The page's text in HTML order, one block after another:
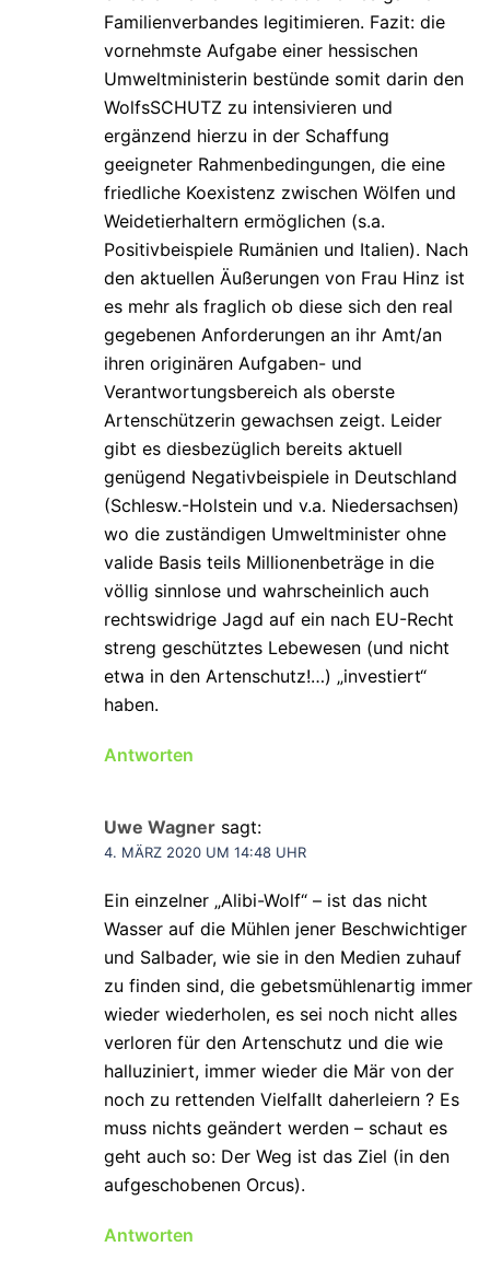
Familienverbandes legitimieren. Fazit: die
vornehmste Aufgabe einer hessischen
Umweltministerin bestünde somit darin den
WolfsSCHUTZ zu intensivieren und
ergänzend hierzu in der Schaffung
geeigneter Rahmenbedingungen, die eine
friedliche Koexistenz zwischen Wölfen und
Weidetierhaltern ermöglichen (s.a.
Positivbeispiele Rumänien und Italien). Nach
den aktuellen Äußerungen von Frau Hinz ist
es mehr als fraglich ob diese sich den real
gegebenen Anforderungen an ihr Amt/an
ihren originären Aufgaben- und
Verantwortungsbereich als oberste
Artenschützerin gewachsen zeigt. Leider
gibt es diesbezüglich bereits aktuell
genügend Negativbeispiele in Deutschland
(Schlesw.-Holstein und v.a. Niedersachsen)
wo die zuständigen Umweltminister ohne
valide Basis teils Millionenbeträge in die
völlig sinnlose und wahrscheinlich auch
rechtswidrige Jagd auf ein nach EU-Recht
streng geschütztes Lebewesen (und nicht
etwa in den Artenschutz!…) „investiert“
haben.
Antworten
Uwe Wagner sagt:
4. MÄRZ 2020 UM 14:48 UHR
Ein einzelner „Alibi-Wolf“ – ist das nicht
Wasser auf die Mühlen jener Beschwichtiger
und Salbader, wie sie in den Medien zuhauf
zu finden sind, die gebetsmühlenartig immer
wieder wiederholen, es sei noch nicht alles
verloren für den Artenschutz und die wie
halluziniert, immer wieder die Mär von der
noch zu rettenden Vielfallt daherleiern ? Es
muss nichts geändert werden – schaut es
geht auch so: Der Weg ist das Ziel (in den
aufgeschobenen Orcus).
Antworten